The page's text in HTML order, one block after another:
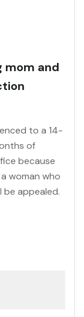
mom and
to a 14-
of
because
woman who
be appealed.